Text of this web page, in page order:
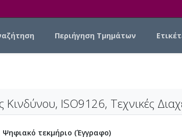
Περιήγηση Τμημάτων
Κινδύνου, ISO9126, Τεχνικές
Ψηφιακό τεκμήριο (Έγγραφο)